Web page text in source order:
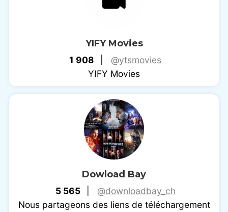
YIFY Movies
1 908
@ytsmovies
YIFY Movies
Dowload Bay
5 565
@downloadbay_ch
Nous partageons des liens de téléchargement